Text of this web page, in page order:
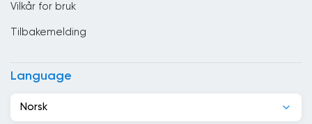
Danmark
De forente arabiske emirater
Vilkår for bruk
Tilbakemelding
Language
Norsk